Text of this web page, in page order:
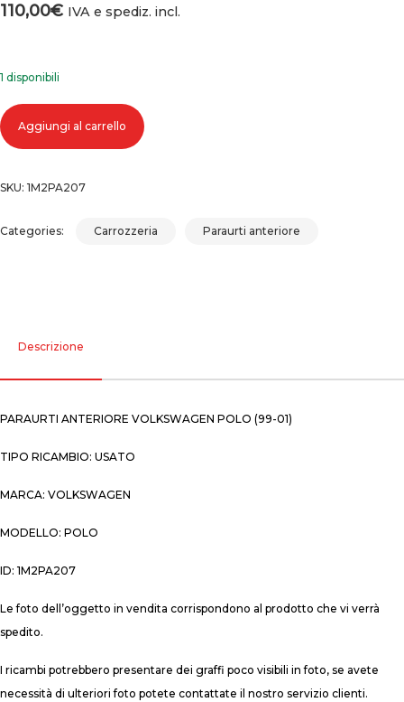
110,00€ IVA e spediz. incl.
1 disponibili
Paraurti anteriore volkswagen polo (09-01) quantità
Aggiungi al carrello
SKU: 1M2PA207
Categories: Carrozzeria Paraurti anteriore
Descrizione
PARAURTI ANTERIORE VOLKSWAGEN POLO (99-01)
TIPO RICAMBIO: USATO
MARCA: VOLKSWAGEN
MODELLO: POLO
ID: 1M2PA207
Le foto dell’oggetto in vendita corrispondono al prodotto che vi verrà
spedito.
I ricambi potrebbero presentare dei graffi poco visibili in foto, se avete
necessità di ulteriori foto potete contattate il nostro servizio clienti.